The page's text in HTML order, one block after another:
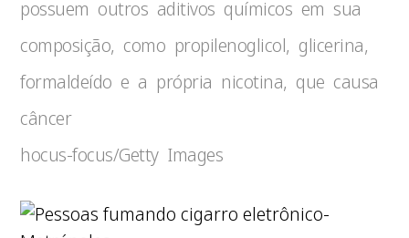
possuem outros aditivos químicos em sua
composição, como propilenoglicol, glicerina,
formaldeído e a própria nicotina, que causa
câncer
hocus-focus/Getty Images